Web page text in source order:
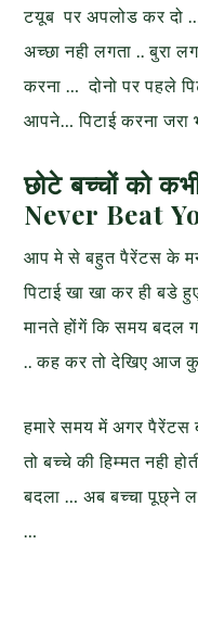
टयूब पर अपलोड कर दो
अच्छा नही लगता .. बुरा
करना … दोनो पर पहले
आपने… पिटाई करना जरा
छोटे बच्चों को
Never Beat
आप मे से बहुत पैरेंटस के मन
पिटाई खा खा कर ही बडे
मानते होंगें कि समय बदल
.. कह कर तो देखिए आज
हमारे समय में अगर पैरेंटस
तो बच्चे की हिम्मत नही
बदला … अब बच्चा पूछ्ने
…